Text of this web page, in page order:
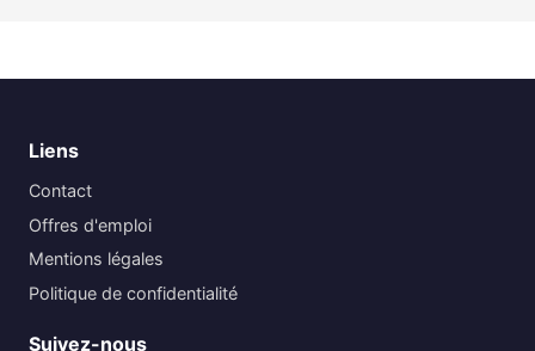
Liens
Contact
Offres d'emploi
Mentions légales
Politique de confidentialité
Suivez-nous